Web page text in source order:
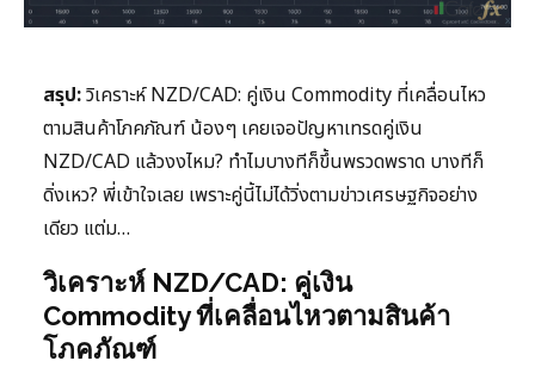
สรุป:วิเคราะห์ NZD/CAD: คู่เงิน Commodity ที่เคลื่อนไหว
ตามสินค้าโภคภัณฑ์ น้องๆ เคยเจอปัญหาเทรดคู่เงิน
NZD/CAD แล้วงงไหม? ทำไมบางทีก็ขึ้นพรวดพราด บางทีก็
ดิ่งเหว? พี่เข้าใจเลย เพราะคู่นี้ไม่ได้วิ่งตามข่าวเศรษฐกิจอย่าง
เดียว แต่ม…
วิเคราะห์ NZD/CAD: คู่เงิน
Commodity ที่เคลื่อนไหวตามสินค้า
โภคภัณฑ์